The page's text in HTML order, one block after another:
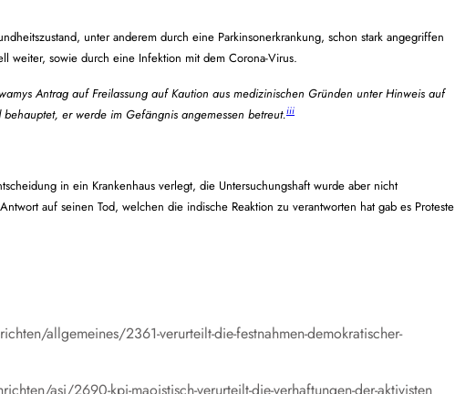
unter anderem durch eine Parkinsonerkrankung, schon stark angegriffen
weiter, sowie durch eine Infektion mit dem Corona-Virus.
Antrag auf Freilassung auf Kaution aus medizinischen Gründen unter Hinweis auf
er werde im Gefängnis angemessen betreut.iii
in ein Krankenhaus verlegt, die Untersuchungshaft wurde aber nicht
auf seinen Tod, welchen die indische Reaktion zu verantworten hat gab es Proteste
allgemeines/2361-verurteilt-die-festnahmen-demokratischer-